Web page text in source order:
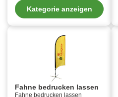
Kategorie anzeigen
Fahne bedrucken lassen
Fahne bedrucken lassen